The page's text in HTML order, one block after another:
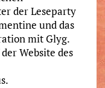
der Leseparty
und das
mit Glyg.
Website des